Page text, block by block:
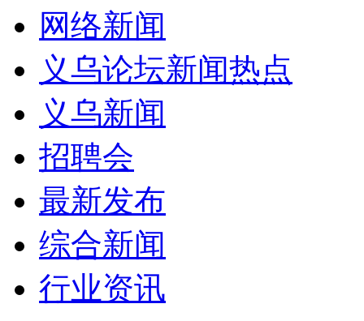
网络新闻
义乌论坛新闻热点
义乌新闻
招聘会
最新发布
综合新闻
行业资讯